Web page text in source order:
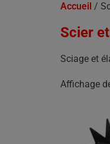
Accueil /
Scier
Sciage et
Affichage